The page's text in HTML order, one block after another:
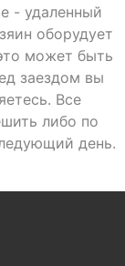
- удаленный
оборудует
может быть
заездом вы
Все
либо по
день.